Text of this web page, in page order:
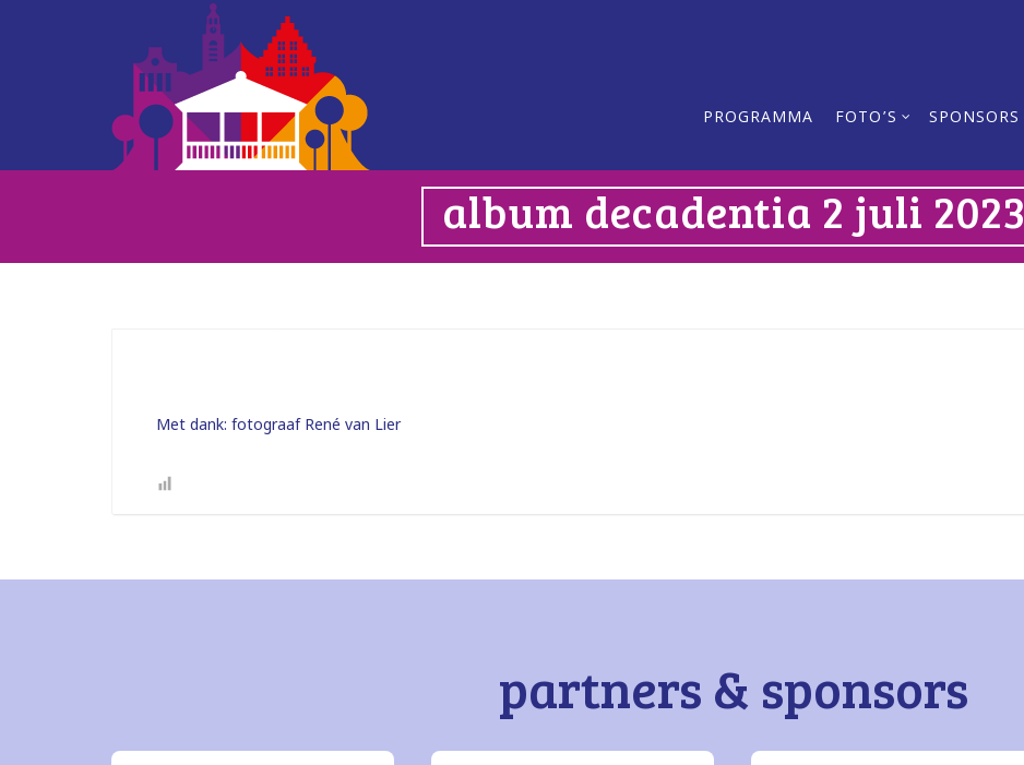
PROGRAMMA FOTO’S SPONSORS
album decadentia 2 juli 2023
Met dank: fotograaf René van Lier
partners & sponsors